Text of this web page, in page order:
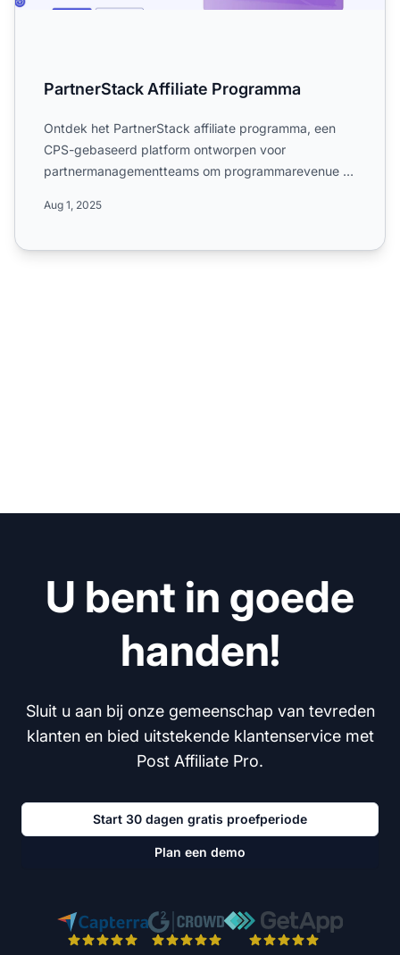
PartnerStack Affiliate Programma
Ontdek het PartnerStack affiliate programma, een
CPS-gebaseerd platform ontworpen voor
partnermanagementteams om programmarevenue te
Aug 1, 2025
U bent in goede
handen!
Sluit u aan bij onze gemeenschap van tevreden
klanten en bied uitstekende klantenservice met
Post Affiliate Pro.
Start 30 dagen gratis proefperiode
Plan een demo